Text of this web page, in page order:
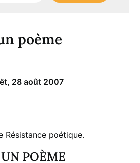
poème
28 août 2007
Résistance poétique.
POÈME